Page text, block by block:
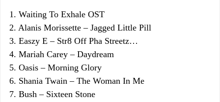
1. Waiting To Exhale OST
2. Alanis Morissette – Jagged Little Pill
3. Easzy E – Str8 Off Pha Streetz…
4. Mariah Carey – Daydream
5. Oasis – Morning Glory
6. Shania Twain – The Woman In Me
7. Bush – Sixteen Stone